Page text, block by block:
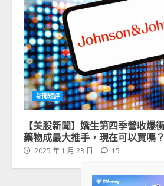
新聞短評
【美股新聞】嬌生第四季營收爆
藥物成最大推手，現在可以買嗎？
2025 年 1 月 23 日 15